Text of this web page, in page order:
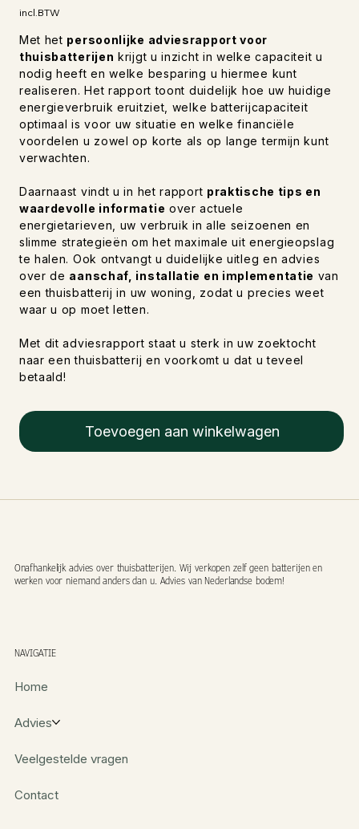
incl.BTW
Met het persoonlijke adviesrapport voor
thuisbatterijen krijgt u inzicht in welke capaciteit u
nodig heeft en welke besparing u hiermee kunt
realiseren. Het rapport toont duidelijk hoe uw huidige
energieverbruik eruitziet, welke batterijcapaciteit
optimaal is voor uw situatie en welke financiële
voordelen u zowel op korte als op lange termijn kunt
verwachten.
Daarnaast vindt u in het rapport praktische tips en
waardevolle informatie over actuele
energietarieven, uw verbruik in alle seizoenen en
slimme strategieën om het maximale uit energieopslag
te halen. Ook ontvangt u duidelijke uitleg en advies
over de aanschaf, installatie en implementatie van
een thuisbatterij in uw woning, zodat u precies weet
waar u op moet letten.
Met dit adviesrapport staat u sterk in uw zoektocht
naar een thuisbatterij en voorkomt u dat u teveel
betaald!
Toevoegen aan winkelwagen
NAVIGATIE
Onafhankelijk advies over thuisbatterijen. Wij verkopen zelf geen batterijen en
werken voor niemand anders dan u. Advies van Nederlandse bodem!
Home
Advies
Veelgestelde vragen
Contact